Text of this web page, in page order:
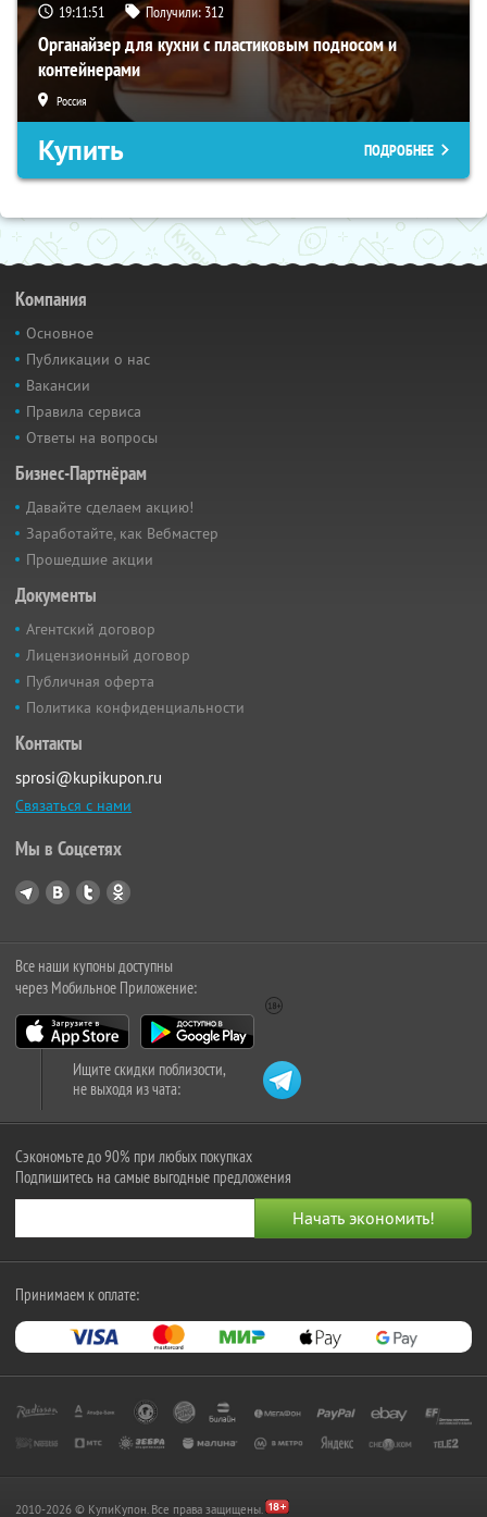
19:11:50 Получили: 312
Органайзер для кухни с пластиковым подносом и
контейнерами
Россия
Купить ПОДРОБНЕЕ
Компания
Основное
Публикации о нас
Вакансии
Правила сервиса
Ответы на вопросы
Бизнес-Партнёрам
Давайте сделаем акцию!
Заработайте, как Вебмастер
Прошедшие акции
Документы
Агентский договор
Лицензионный договор
Публичная оферта
Политика конфиденциальности
Контакты
sprosi@kupikupon.ru
Связаться с нами
Мы в Соцсетях
Все наши купоны доступны
через Мобильное Приложение:
Ищите скидки поблизости,
не выходя из чата:
Сэкономьте до 90% при любых покупках
Подпишитесь на самые выгодные предложения
Принимаем к оплате:
2010-2026 © КупиКупон. Все права защищены.